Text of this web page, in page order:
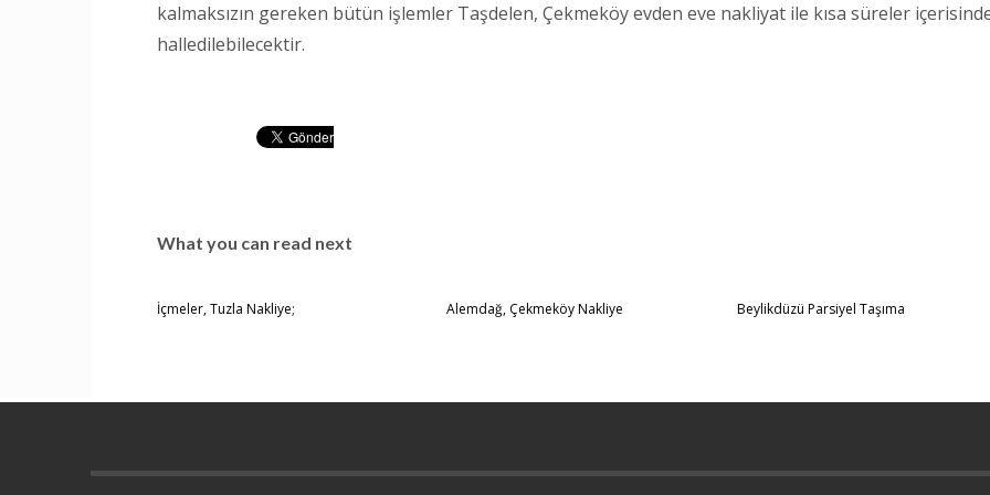
kalmaksızın gereken bütün işlemler Taşdelen, Çekmeköy evden eve nakliyat ile kısa süreler
halledilebilecektir.
What you can read next
İçmeler, Tuzla Nakliye; Alemdağ, Çekmeköy Nakliye Beylikdüzü Parsiyel Taşıma